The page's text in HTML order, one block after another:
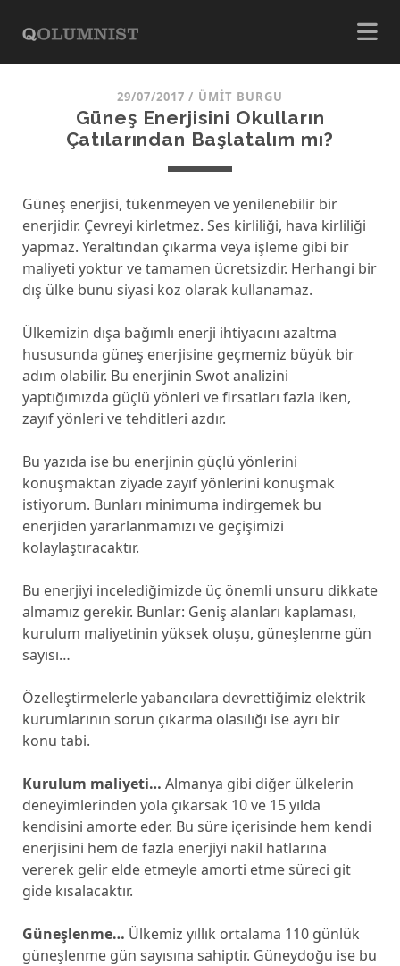
29/07/2017 / ÜMIT BURGU
Güneş Enerjisini Okulların
Çatılarından Başlatalım mı?
Güneş enerjisi, tükenmeyen ve yenilenebilir bir
enerjidir. Çevreyi kirletmez. Ses kirliliği, hava kirliliği
yapmaz. Yeraltından çıkarma veya işleme gibi bir
maliyeti yoktur ve tamamen ücretsizdir. Herhangi bir
dış ülke bunu siyasi koz olarak kullanamaz.
Ülkemizin dışa bağımlı enerji ihtiyacını azaltma
hususunda güneş enerjisine geçmemiz büyük bir
adım olabilir. Bu enerjinin Swot analizini
yaptığımızda güçlü yönleri ve firsatları fazla iken,
zayıf yönleri ve tehditleri azdır.
Bu yazıda ise bu enerjinin güçlü yönlerini
konuşmaktan ziyade zayıf yönlerini konuşmak
istiyorum. Bunları minimuma indirgemek bu
enerjiden yararlanmamızı ve geçişimizi
kolaylaştıracaktır.
Bu enerjiyi incelediğimizde üç önemli unsuru dikkate
almamız gerekir. Bunlar: Geniş alanları kaplaması,
kurulum maliyetinin yüksek oluşu, güneşlenme gün
sayısı…
Özelleştirmelerle yabancılara devrettiğimiz elektrik
kurumlarının sorun çıkarma olasılığı ise ayrı bir
konu tabi.
Kurulum maliyeti… Almanya gibi diğer ülkelerin
deneyimlerinden yola çıkarsak 10 ve 15 yılda
kendisini amorte eder. Bu süre içerisinde hem kendi
enerjisini hem de fazla enerjiyi nakil hatlarına
vererek gelir elde etmeyle amorti etme süreci git
gide kısalacaktır.
Güneşlenme… Ülkemiz yıllık ortalama 110 günlük
güneşlenme gün sayısına sahiptir. Güneydoğu ise bu